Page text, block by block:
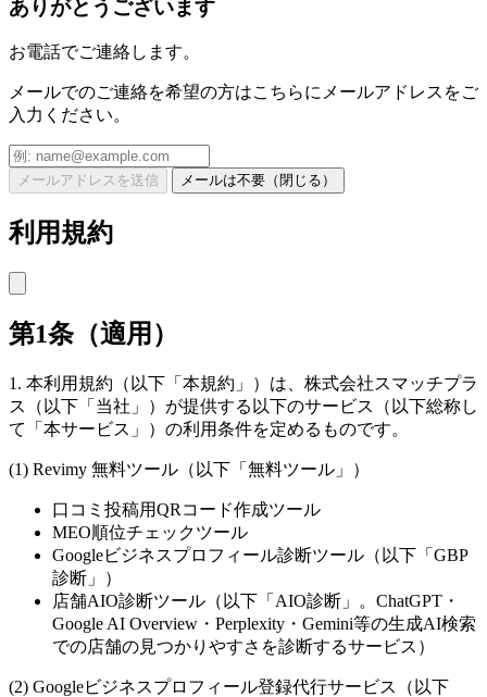
ありがとうございます
お電話でご連絡します。
メールでのご連絡を希望の方はこちらにメールアドレスをご
入力ください。
メールアドレスを送信 メールは不要（閉じる）
利用規約
第1条（適用）
1. 本利用規約（以下「本規約」）は、株式会社スマッチプラ
ス（以下「当社」）が提供する以下のサービス（以下総称し
て「本サービス」）の利用条件を定めるものです。
(1) Revimy 無料ツール（以下「無料ツール」）
口コミ投稿用QRコード作成ツール
MEO順位チェックツール
Googleビジネスプロフィール診断ツール（以下「GBP
診断」）
店舗AIO診断ツール（以下「AIO診断」。ChatGPT・
Google AI Overview・Perplexity・Gemini等の生成AI検索
での店舗の見つかりやすさを診断するサービス）
(2) Googleビジネスプロフィール登録代行サービス（以下